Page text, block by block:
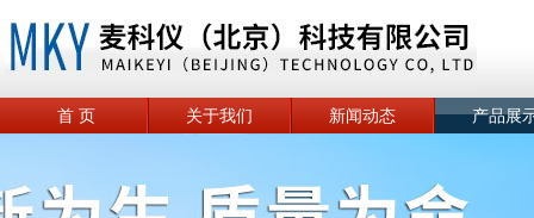
首 页 关于我们 新闻动态 产品展